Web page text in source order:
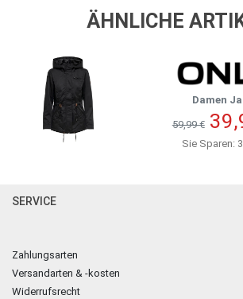
ÄHNLICHE
Damen
59,99 €
Sie Sparen:
SERVICE
Zahlungsarten
Versandarten & -kosten
Widerrufsrecht